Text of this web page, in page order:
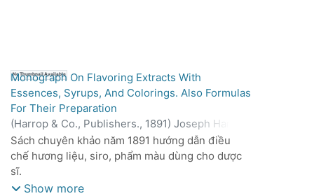
No Thumbnail Available
Monograph On Flavoring Extracts With
Essences, Syrups, And Colorings. Also Formulas
For Their Preparation
(Harrop & Co., Publishers., 1891) Joseph Harrop,
Ph. G.
Sách chuyên khảo năm 1891 hướng dẫn điều
chế hương liệu, siro, phẩm màu dùng cho dược
sĩ.
Show more